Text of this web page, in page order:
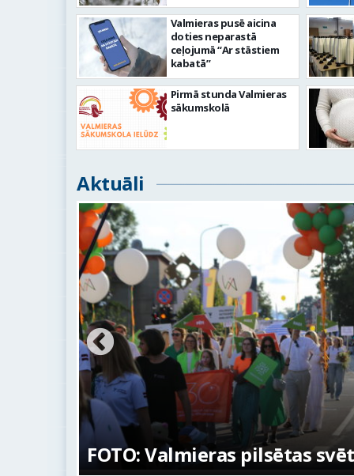
Valmieras pusē aicina
doties neparastā
ceļojumā “Ar stāstiem
kabatā”
Pirmā stunda Valmieras
sākumskolā
Aktuāli
FOTO: Valmieras pilsētas